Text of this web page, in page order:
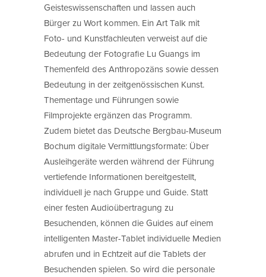
Geisteswissenschaften und lassen auch
Bürger zu Wort kommen. Ein Art Talk mit
Foto- und Kunstfachleuten verweist auf die
Bedeutung der Fotografie Lu Guangs im
Themenfeld des Anthropozäns sowie dessen
Bedeutung in der zeitgenössischen Kunst.
Thementage und Führungen sowie
Filmprojekte ergänzen das Programm.
Zudem bietet das Deutsche Bergbau-Museum
Bochum digitale Vermittlungsformate: Über
Ausleihgeräte werden während der Führung
vertiefende Informationen bereitgestellt,
individuell je nach Gruppe und Guide. Statt
einer festen Audioübertragung zu
Besuchenden, können die Guides auf einem
intelligenten Master-Tablet individuelle Medien
abrufen und in Echtzeit auf die Tablets der
Besuchenden spielen. So wird die personale